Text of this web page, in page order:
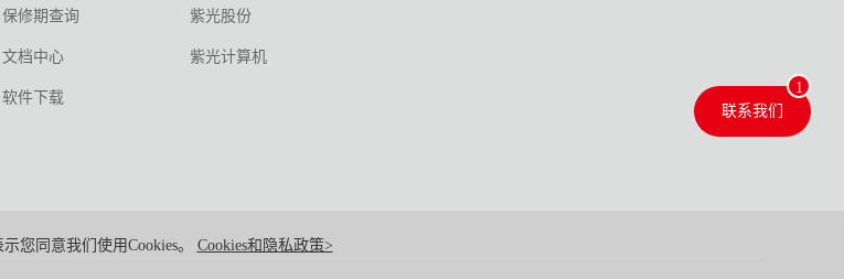
保修期查询
文档中心
软件下载
紫光股份
紫光计算机
联系我们
您同意我们使用Cookies。 Cookies和隐私政策>